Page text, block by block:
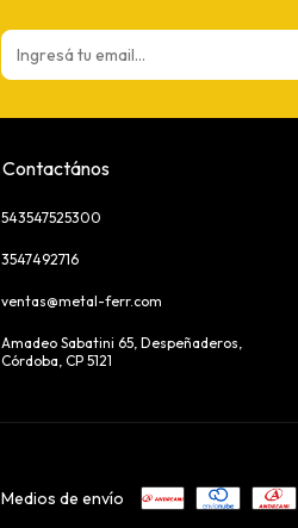
Contactános
543547525300
3547492716
ventas@metal-ferr.com
Amadeo Sabatini 65, Despeñaderos,
Córdoba, CP 5121
Medios de envío